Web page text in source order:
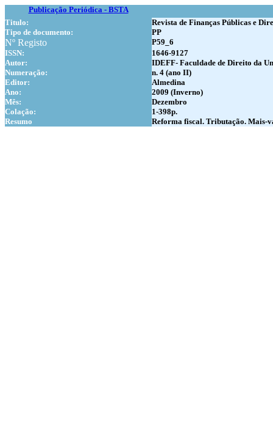
Publicação Periódica - BSTA
Titulo:
Revista de Finanças Públicas e
Tipo de documento:
PP
Nº Registo
P59_6
ISSN:
1646-9127
Autor:
IDEFF- Faculdade de Direito da
Numeração:
n. 4 (ano II)
Editor:
Almedina
Ano:
2009 (Inverno)
Mês:
Dezembro
Colação:
1-398p.
Resumo
Reforma fiscal. Tributação. Mais-